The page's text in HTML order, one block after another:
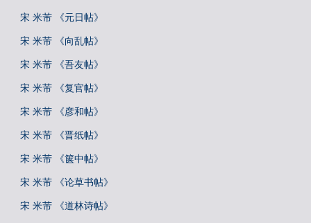
宋 米芾 《元日帖》
宋 米芾 《向乱帖》
宋 米芾 《吾友帖》
宋 米芾 《复官帖》
宋 米芾 《彦和帖》
宋 米芾 《晋纸帖》
宋 米芾 《箧中帖》
宋 米芾 《论草书帖》
宋 米芾 《道林诗帖》